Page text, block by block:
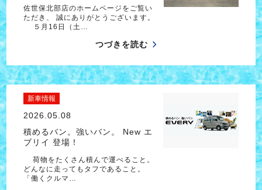
佐世保北部店のホームページをご覧い
ただき、 誠にありがとうございます。
５月16日（土…
つづきを読む
新車情報
2026.05.08
積めるバン。強いバン。 New エ
ブリイ 登場！
荷物をたくさん積んで運べること。
どんなに走ってもタフであること。
「働くクルマ…